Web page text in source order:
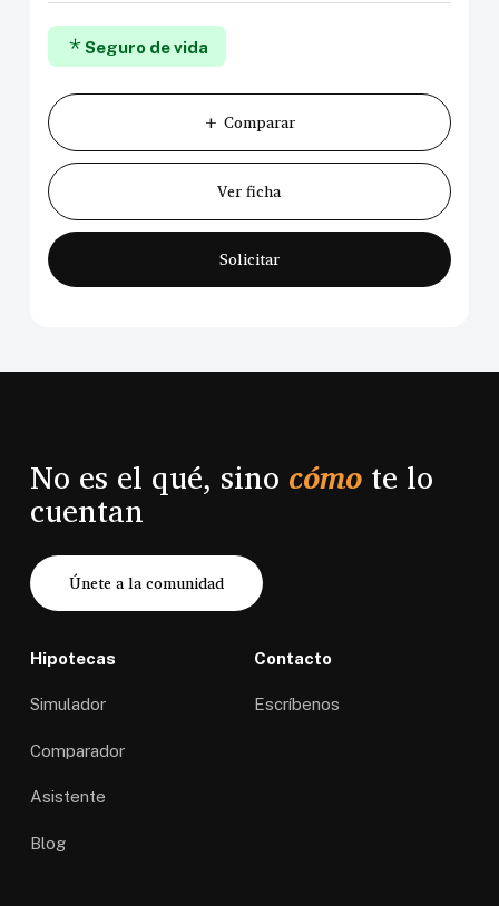
Seguro de vida
+ Comparar
Ver ficha
Solicitar
No es el qué, sino cómo te lo
cuentan
Únete a la comunidad
Hipotecas
Simulador
Comparador
Asistente
Blog
Contacto
Escríbenos